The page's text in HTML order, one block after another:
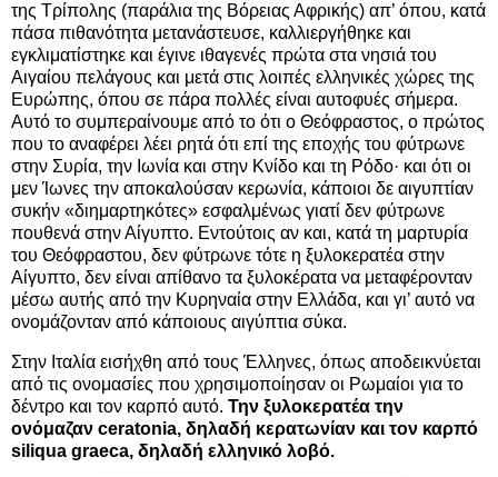
της Τρίπολης (παράλια της Βόρειας Αφρικής) απ’ όπου, κατά
πάσα πιθανότητα μετανάστευσε, καλλιεργήθηκε και
εγκλιματίστηκε και έγινε ιθαγενές πρώτα στα νησιά του
Αιγαίου πελάγους και μετά στις λοιπές ελληνικές χώρες της
Ευρώπης, όπου σε πάρα πολλές είναι αυτοφυές σήμερα.
Αυτό το συμπεραίνουμε από το ότι ο Θεόφραστος, ο πρώτος
που το αναφέρει λέει ρητά ότι επί της εποχής του φύτρωνε
στην Συρία, την Ιωνία και στην Κνίδο και τη Ρόδο· και ότι οι
μεν Ίωνες την αποκαλούσαν κερωνία, κάποιοι δε αιγυπτίαν
συκήν «διημαρτηκότες» εσφαλμένως γιατί δεν φύτρωνε
πουθενά στην Αίγυπτο. Εντούτοις αν και, κατά τη μαρτυρία
του Θεόφραστου, δεν φύτρωνε τότε η ξυλοκερατέα στην
Αίγυπτο, δεν είναι απίθανο τα ξυλοκέρατα να μεταφέρονταν
μέσω αυτής από την Κυρηναία στην Ελλάδα, και γι’ αυτό να
ονομάζονταν από κάποιους αιγύπτια σύκα.
Στην Ιταλία εισήχθη από τους Έλληνες, όπως αποδεικνύεται
από τις ονομασίες που χρησιμοποίησαν οι Ρωμαίοι για το
δέντρο και τον καρπό αυτό. Την ξυλοκερατέα την
ονόμαζαν ceratonia, δηλαδή κερατωνίαν και τον καρπό
siliqua graeca, δηλαδή ελληνικό λοβό.